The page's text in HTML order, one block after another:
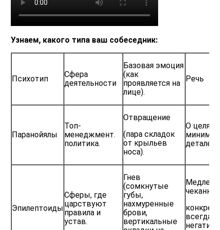
Узнаем, какого типа ваш собеседник:
Психотип
Сфера
деятельности
Базовая эмоция
(как
проявляется на
лице).
Речь
Паранойялы
Топ-
менеджмент.
политика.
Отвращение
(пара складок
от крыльев
носа).
О целях,
деталей.
Эпилептоиды
Сферы, где
царствуют
правила и
устав.
Гнев
(сомкнутые
губы,
нахмуренные
брови,
вертикальные
всегда с